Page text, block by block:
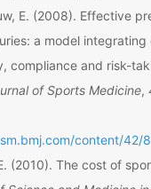
E. (2008). Effective
a model
compliance and risk-
of Sports Medicine,
content/42/
(2010). The cost of